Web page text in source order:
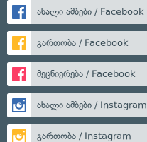
ახალი ამბები / Facebook
გართობა / Facebook
მეცნიერება / Facebook
ახალი ამბები / Instagram
გართობა / Instagram